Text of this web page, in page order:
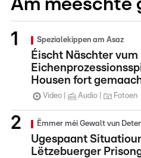
Am meeschte
Spezialekippen am Asaz
Éischt Näschter vum
Housen fort
Video Audio Fotoen
Ëmmer méi Gewalt vun
Ugespaant
Lëtzebuerger